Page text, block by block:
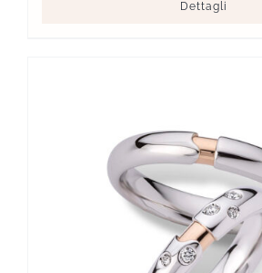
Dettagli